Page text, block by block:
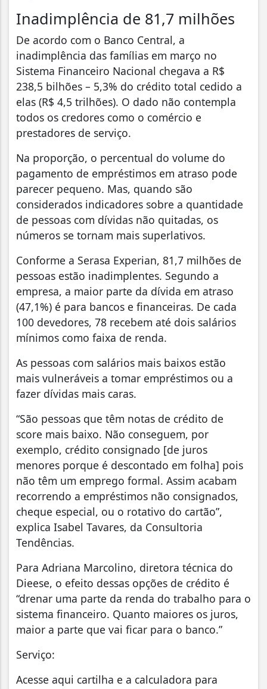
Inadimplência de 81,7 milhões
De acordo com o Banco Central, a
inadimplência das famílias em março no
Sistema Financeiro Nacional chegava a R$
238,5 bilhões – 5,3% do crédito total cedido a
elas (R$ 4,5 trilhões). O dado não contempla
todos os credores como o comércio e
prestadores de serviço.
Na proporção, o percentual do volume do
pagamento de empréstimos em atraso pode
parecer pequeno. Mas, quando são
considerados indicadores sobre a quantidade
de pessoas com dívidas não quitadas, os
números se tornam mais superlativos.
Conforme a Serasa Experian, 81,7 milhões de
pessoas estão inadimplentes. Segundo a
empresa, a maior parte da dívida em atraso
(47,1%) é para bancos e financeiras. De cada
100 devedores, 78 recebem até dois salários
mínimos como faixa de renda.
As pessoas com salários mais baixos estão
mais vulneráveis a tomar empréstimos ou a
fazer dívidas mais caras.
“São pessoas que têm notas de crédito de
score mais baixo. Não conseguem, por
exemplo, crédito consignado [de juros
menores porque é descontado em folha] pois
não têm um emprego formal. Assim acabam
recorrendo a empréstimos não consignados,
cheque especial, ou o rotativo do cartão”,
explica Isabel Tavares, da Consultoria
Tendências.
Para Adriana Marcolino, diretora técnica do
Dieese, o efeito dessas opções de crédito é
“drenar uma parte da renda do trabalho para o
sistema financeiro. Quanto maiores os juros,
maior a parte que vai ficar para o banco.”
Serviço:
Acesse aqui cartilha e a calculadora para